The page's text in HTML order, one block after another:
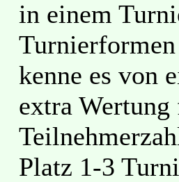
in einem
kenne es von
extra
Platz 1-3